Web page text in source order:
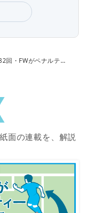
FWがペナルティーエリアに… 進入？ 侵入？
面の連載を、解説